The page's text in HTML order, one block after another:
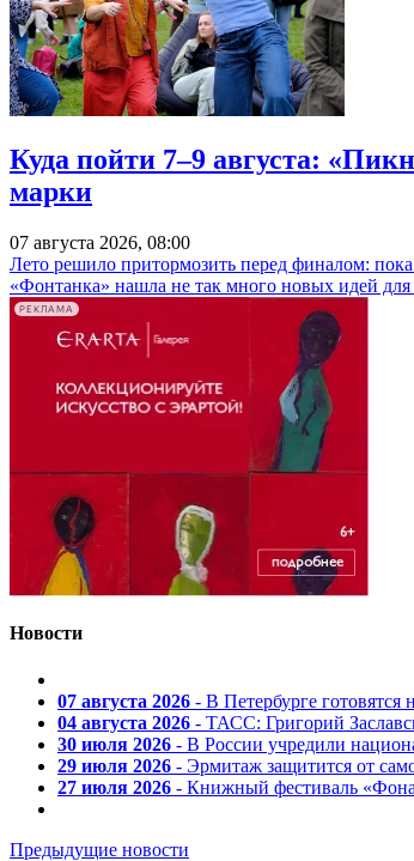
Куда пойти 7–9 августа:
марки
07 августа 2026, 08:00
Лето решило притормозить перед финалом:
«Фонтанка» нашла не так много новых идей
РЕКЛАМА
Новости
07 августа 2026 - В Петербурге готовятся
04 августа 2026 - ТАСС: Григорий
30 июля 2026 - В России учредили
29 июля 2026 - Эрмитаж защитится от
27 июля 2026 - Книжный фестиваль
Предыдущие новости